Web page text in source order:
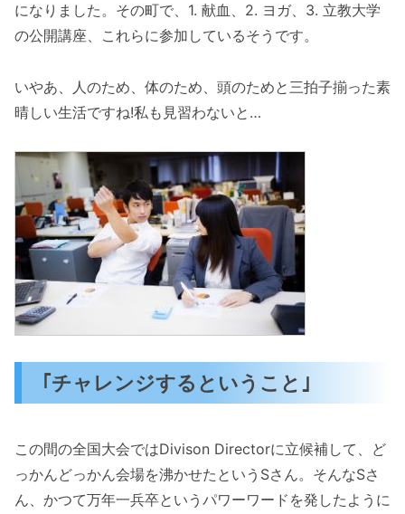
になりました。その町で、1. 献血、2. ヨガ、3. 立教大学
の公開講座、これらに参加しているそうです。
いやあ、人のため、体のため、頭のためと三拍子揃った素
晴しい生活ですね!私も見習わないと…
｢チャレンジするということ｣
この間の全国大会ではDivison Directorに立候補して、ど
っかんどっかん会場を沸かせたというSさん。そんなSさ
ん、かつて万年一兵卒というパワーワードを発したように